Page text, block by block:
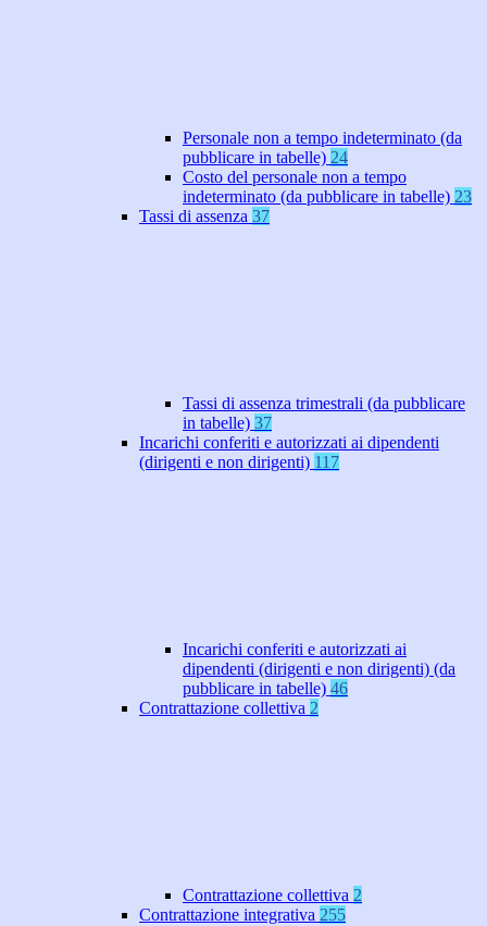
Personale non a tempo indeterminato (da
pubblicare in tabelle) 24
Costo del personale non a tempo
indeterminato (da pubblicare in tabelle) 23
Tassi di assenza 37
Tassi di assenza trimestrali (da pubblicare
in tabelle) 37
Incarichi conferiti e autorizzati ai dipendenti
(dirigenti e non dirigenti) 117
Incarichi conferiti e autorizzati ai
dipendenti (dirigenti e non dirigenti) (da
pubblicare in tabelle) 46
Contrattazione collettiva 2
Contrattazione collettiva 2
Contrattazione integrativa 255